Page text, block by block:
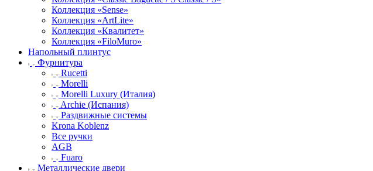
Коллекция «Sense»
Коллекция «ArtLite»
Коллекция «Квалитет»
Коллекция «FiloMuro»
Напольный плинтус
Фурнитура
Rucetti
Morelli
Morelli Luxury (Италия)
Archie (Испания)
Раздвижные системы
Krona Koblenz
Все ручки
AGB
Fuaro
Металлические двери